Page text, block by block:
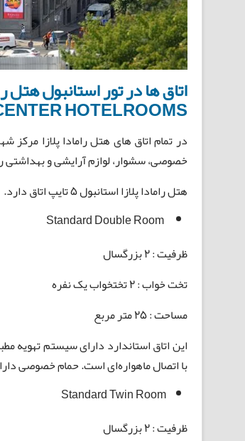
HOTELROOMS):
در تمام اتاق های هتل رامادا پلازا مرکز
خصوصی، سشوار، لوازم آرایشی و بهداشتی
هتل رامادا پلازا استانبول 5 تایپ اتاق دارد.
Standard Double Room
ظرفیت : 2 بزرگسال
تخت خواب : 2 تختخواب یک نفره
مساحت : 25 متر مربع
با اتصال ماهواره‌ای است. حمام خصوصی
Standard Twin Room
ظرفیت : 2 بزرگسال